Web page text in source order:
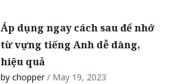
Áp dụng ngay cách sau để nhớ
từ vựng tiếng Anh dễ dàng,
hiệu quả
by chopper/ May 19, 2023